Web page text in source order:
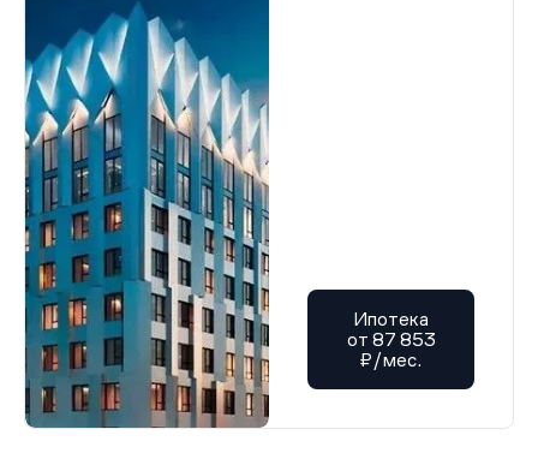
Ипотека
от 87 853
₽/мес.